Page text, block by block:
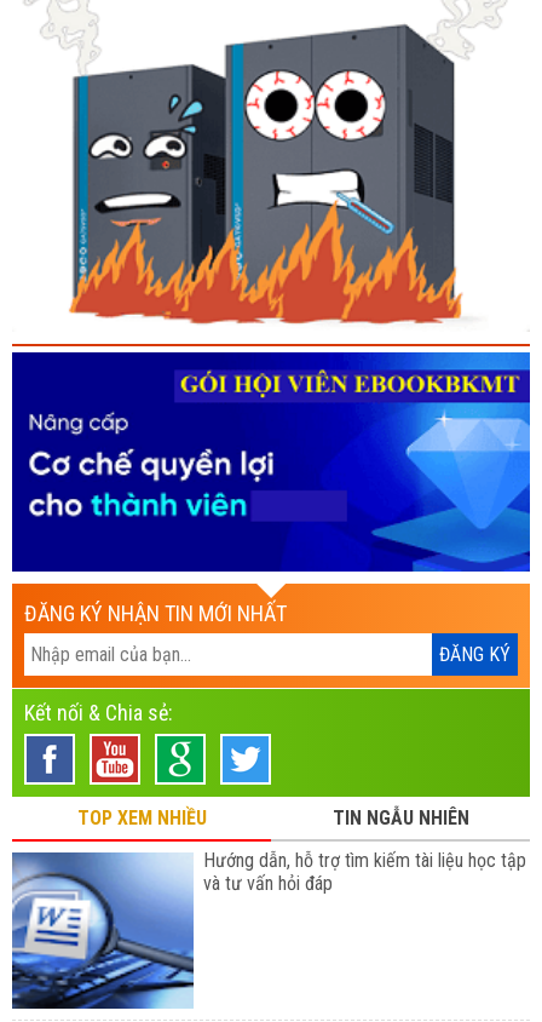
ĐĂNG KÝ NHẬN TIN MỚI NHẤT
Kết nối & Chia sẻ:
TOP XEM NHIỀU
TIN NGẪU NHIÊN
Hướng dẫn, hỗ trợ tìm kiếm tài liệu học tập
và tư vấn hỏi đáp